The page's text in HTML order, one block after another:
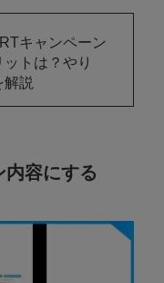
キャンペーン
トは？やり
解説
容にする